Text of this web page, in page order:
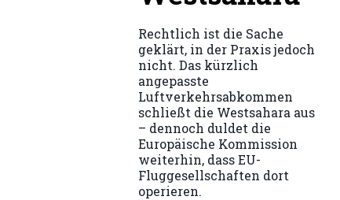
Rechtlich ist die Sache
geklärt, in der Praxis jedoch
nicht. Das kürzlich
angepasste
Luftverkehrsabkommen
schließt die Westsahara aus
– dennoch duldet die
Europäische Kommission
weiterhin, dass EU-
Fluggesellschaften dort
operieren.